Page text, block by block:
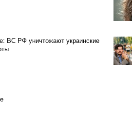
ВС РФ уничтожают украинские